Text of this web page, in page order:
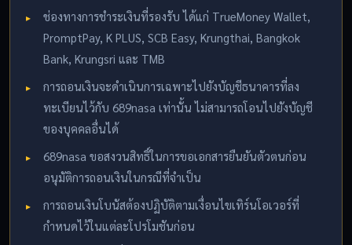
ช่องทางการชำระเงินที่รองรับ ได้แก่ TrueMoney Wallet,
PromptPay, K PLUS, SCB Easy, Krungthai, Bangkok
Bank, Krungsri และ TMB
การถอนเงินจะดำเนินการเฉพาะไปยังบัญชีธนาคารที่ลง
ทะเบียนไว้กับ 689nasa เท่านั้น ไม่สามารถโอนไปยังบัญชี
ของบุคคลอื่นได้
689nasa ขอสงวนสิทธิ์ในการขอเอกสารยืนยันตัวตนก่อน
อนุมัติการถอนเงินในกรณีที่จำเป็น
การถอนเงินโบนัสต้องปฏิบัติตามเงื่อนไขเทิร์นโอเวอร์ที่
กำหนดไว้ในแต่ละโปรโมชันก่อน